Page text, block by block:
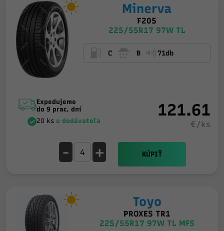
Minerva
F205
225/55R17 97W TL
C B 71db
Expedujeme
do 9 prac. dní
20 ks u dodávateľa
121.61
€/ks
- + KÚPIŤ
Toyo
PROXES TR1
225/55R17 97W TL MFS